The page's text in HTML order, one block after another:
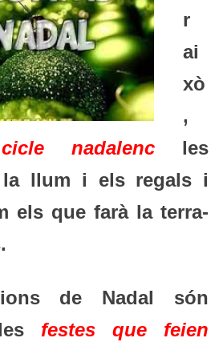
r
ai
xò
,
cicle nadalencles
la llum i els regals i
els que farà la terra-
de Nadal són
festes que feien